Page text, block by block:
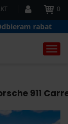
0
rabat
911